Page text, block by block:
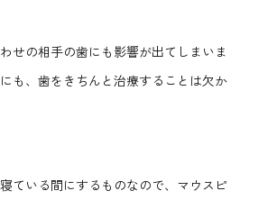
せの相手の歯にも影響が出てしまいま
も、歯をきちんと治療することは欠か
ている間にするものなので、マウスピ